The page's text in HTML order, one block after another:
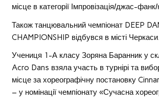
місце в категорії Імпровізація/джас-
Також танцювальний чемпіонат DEEP
CHAMPIONSHIP відбувся в місті Черкаси.
Учениця 1-А класу Зоряна Баранник у
Acro Dans взяла участь в турнірі та
місце за хореографічну постановку
– у номінації чемпіонату «Сучасна